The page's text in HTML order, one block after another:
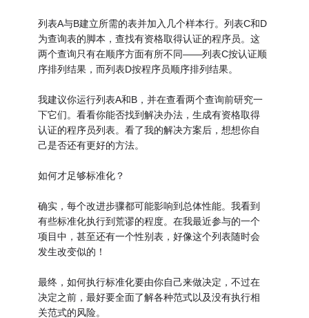
列表A与B建立所需的表并加入几个样本行。列表C和D
为查询表的脚本，查找有资格取得认证的程序员。这
两个查询只有在顺序方面有所不同——列表C按认证顺
序排列结果，而列表D按程序员顺序排列结果。
我建议你运行列表A和B，并在查看两个查询前研究一
下它们。看看你能否找到解决办法，生成有资格取得
认证的程序员列表。看了我的解决方案后，想想你自
己是否还有更好的方法。
如何才足够标准化？
确实，每个改进步骤都可能影响到总体性能。我看到
有些标准化执行到荒谬的程度。在我最近参与的一个
项目中，甚至还有一个性别表，好像这个列表随时会
发生改变似的！
最终，如何执行标准化要由你自己来做决定，不过在
决定之前，最好要全面了解各种范式以及没有执行相
关范式的风险。